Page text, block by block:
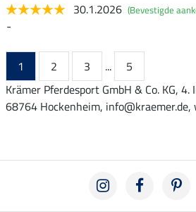
30.1.2026 (Bevestigde
-
1 2 3 ...
5
Krämer Pferdesport GmbH & Co. KG,
68764 Hockenheim, info@kraemer.de,